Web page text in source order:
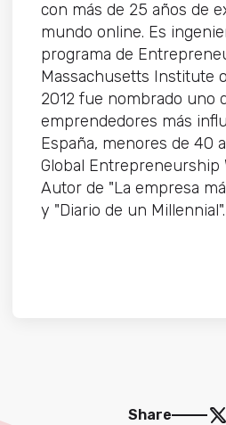
con más de 25 años de
mundo online. Es
programa de
Massachusetts Institute
2012 fue nombrado uno
emprendedores más
España, menores de 40
Global Entrepreneurship
Autor de "La empresa
y "Diario de un Millennial".
Share